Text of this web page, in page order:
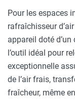
Pour les espaces
rafraîchisseur
appareil doté d’un
l’outil idéal pour
exceptionnelle
de l’air frais,
fraîcheur, même